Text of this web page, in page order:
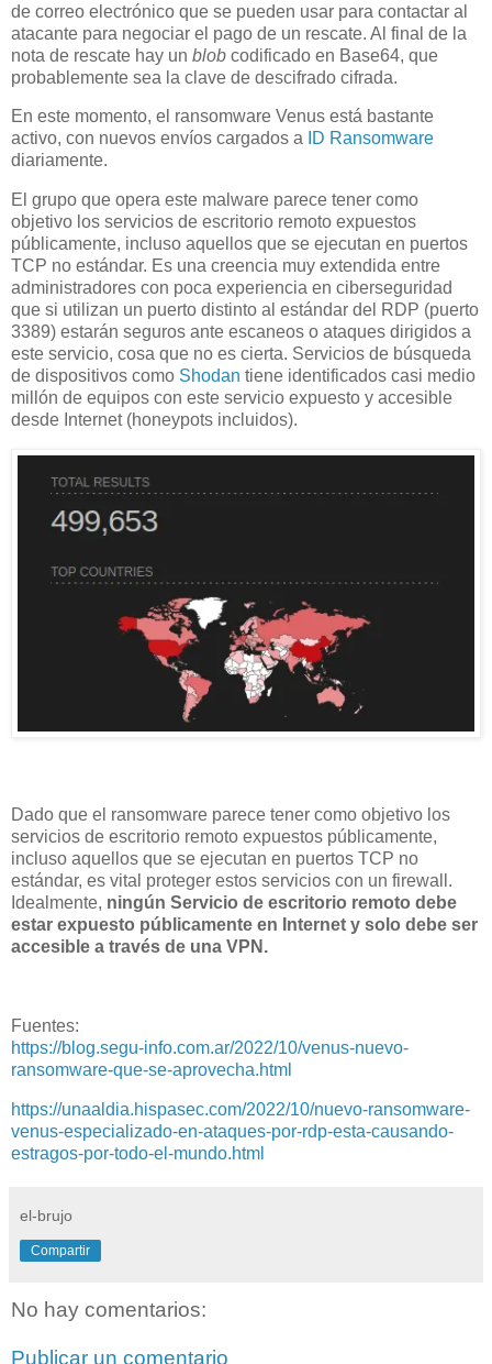
de correo electrónico que se pueden usar para contactar al
atacante para negociar el pago de un rescate. Al final de la
nota de rescate hay un blob codificado en Base64, que
probablemente sea la clave de descifrado cifrada.
En este momento, el ransomware Venus está bastante
activo, con nuevos envíos cargados a ID Ransomware
diariamente.
El grupo que opera este malware parece tener como
objetivo los servicios de escritorio remoto expuestos
públicamente, incluso aquellos que se ejecutan en puertos
TCP no estándar. Es una creencia muy extendida entre
administradores con poca experiencia en ciberseguridad
que si utilizan un puerto distinto al estándar del RDP (puerto
3389) estarán seguros ante escaneos o ataques dirigidos a
este servicio, cosa que no es cierta. Servicios de búsqueda
de dispositivos como Shodan tiene identificados casi medio
millón de equipos con este servicio expuesto y accesible
desde Internet (honeypots incluidos).
Dado que el ransomware parece tener como objetivo los
servicios de escritorio remoto expuestos públicamente,
incluso aquellos que se ejecutan en puertos TCP no
estándar, es vital proteger estos servicios con un firewall.
Idealmente, ningún Servicio de escritorio remoto debe
estar expuesto públicamente en Internet y solo debe ser
accesible a través de una VPN.
Fuentes:
https://blog.segu-info.com.ar/2022/10/venus-nuevo-
ransomware-que-se-aprovecha.html
https://unaaldia.hispasec.com/2022/10/nuevo-ransomware-
venus-especializado-en-ataques-por-rdp-esta-causando-
estragos-por-todo-el-mundo.html
el-brujo
Compartir
No hay comentarios:
Publicar un comentario